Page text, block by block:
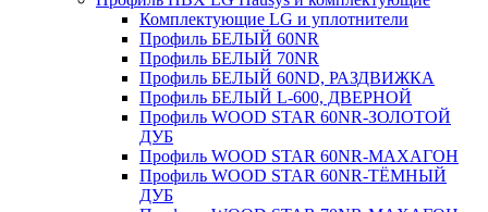
Комплектующие LG и уплотнители
Профиль БЕЛЫЙ 60NR
Профиль БЕЛЫЙ 70NR
Профиль БЕЛЫЙ 60ND, РАЗДВИЖКА
Профиль БЕЛЫЙ L-600, ДВЕРНОЙ
Профиль WOOD STAR 60NR-ЗОЛОТОЙ
ДУБ
Профиль WOOD STAR 60NR-МАХАГОН
Профиль WOOD STAR 60NR-ТЁМНЫЙ
ДУБ